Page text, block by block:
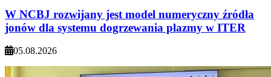
W NCBJ rozwijany jest model numeryczny źródła
jonów dla systemu dogrzewania plazmy w ITER
05.08.2026